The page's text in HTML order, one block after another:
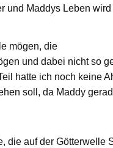
und Maddys Leben wird
mögen, die
und dabei nicht so
hatte ich noch keine
soll, da Maddy
die auf der Götterwelle